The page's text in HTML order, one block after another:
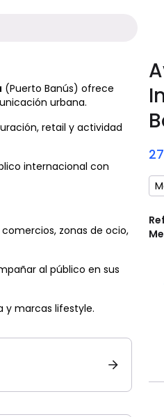
(Puerto Banús) ofrece
urbana.
retail y actividad
internacional con
zonas de ocio,
al público en sus
y marcas lifestyle.